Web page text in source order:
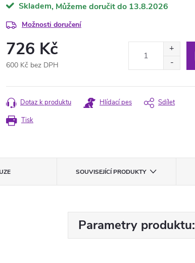
Skladem 13.8.2026
Možnosti doručení
726 Kč
600 Kč bez DPH
cena:
Tisk
Dotaz k produktu Hlídací pes Sdílet
SOUVISEJÍCÍ PRODUKTY
Parametry produktu: